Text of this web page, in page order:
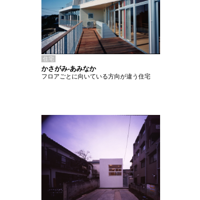
住宅
かさがみ-あみなか
フロアごとに向いている方向が違う住宅